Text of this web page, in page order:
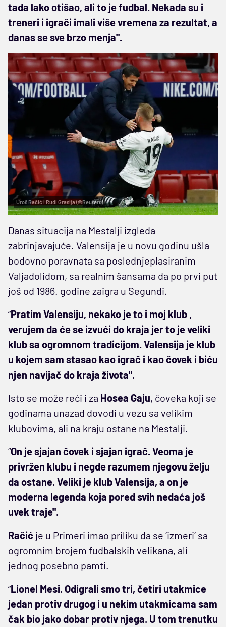
tada lako otišao, ali to je fudbal. Nekada su i
treneri i igrači imali više vremena za rezultat, a
danas se sve brzo menja".
Uroš Račić i Rudi Grasija (©Reuters)
Danas situacija na Mestalji izgleda
zabrinjavajuće. Valensija je u novu godinu ušla
bodovno poravnata sa poslednjeplasiranim
Valjadolidom, sa realnim šansama da po prvi put
još od 1986. godine zaigra u Segundi.
“Pratim Valensiju, nekako je to i moj klub ,
verujem da će se izvući do kraja jer to je veliki
klub sa ogromnom tradicijom. Valensija je klub
u kojem sam stasao kao igrač i kao čovek i biću
njen navijač do kraja života".
Isto se može reći i za Hosea Gaju, čoveka koji se
godinama unazad dovodi u vezu sa velikim
klubovima, ali na kraju ostane na Mestalji.
“On je sjajan čovek i sjajan igrač. Veoma je
privržen klubu i negde razumem njegovu želju
da ostane. Veliki je klub Valensija, a on je
moderna legenda koja pored svih nedaća još
uvek traje".
Račić je u Primeri imao priliku da se ‘izmeri‘ sa
ogromnim brojem fudbalskih velikana, ali
jednog posebno pamti.
“Lionel Mesi. Odigrali smo tri, četiri utakmice
jedan protiv drugog i u nekim utakmicama sam
čak bio jako dobar protiv njega. U tom trenutku